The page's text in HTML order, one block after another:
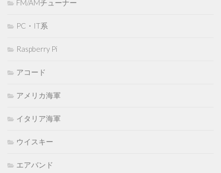
FM/AMチューナー
PC・IT系
Raspberry Pi
アコード
アメリカ海軍
イタリア海軍
ウイスキー
エアバンド